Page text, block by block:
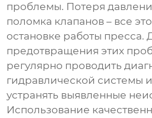
проблемы. Потеря
поломка клапанов – все
остановке работы пресса.
предотвращения этих
регулярно проводить
гидравлической системы
устранять выявленные
Использование